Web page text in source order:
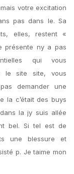
votre excitation
pas dans le. Sa
elles, restent «
présente ny a pas
qui vous
le site site, vous
demander une
la c’était des buys
la jy suis allée
bel. Si tel est de
une blessure et
p. Je taime mon